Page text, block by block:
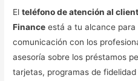
Elteléfono de atención al
Finance está a tu alcance
comunicación con los
asesoría sobre los préstamos
tarjetas, programas de